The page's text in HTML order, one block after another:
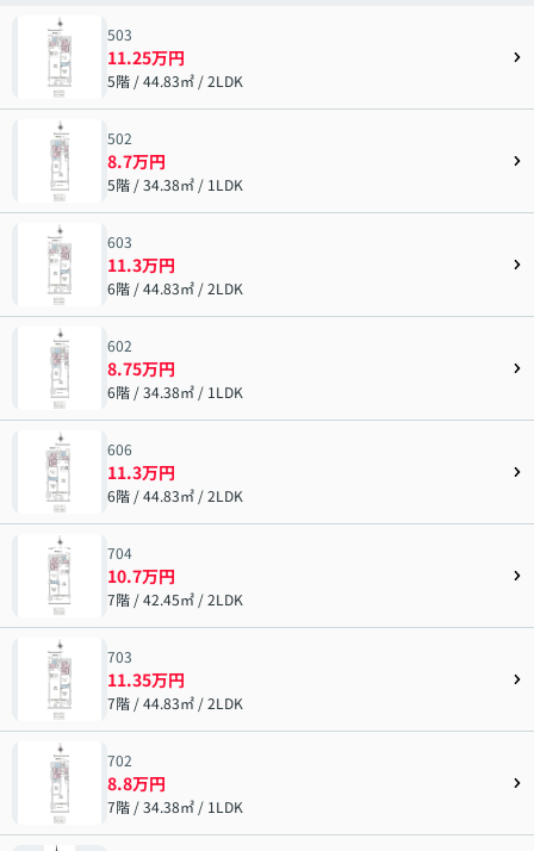
503
11.25万円
5階 / 44.83㎡ / 2LDK
502
8.7万円
5階 / 34.38㎡ / 1LDK
603
11.3万円
6階 / 44.83㎡ / 2LDK
602
8.75万円
6階 / 34.38㎡ / 1LDK
606
11.3万円
6階 / 44.83㎡ / 2LDK
704
10.7万円
7階 / 42.45㎡ / 2LDK
703
11.35万円
7階 / 44.83㎡ / 2LDK
702
8.8万円
7階 / 34.38㎡ / 1LDK